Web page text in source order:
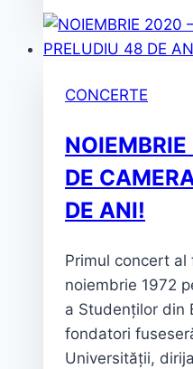
CONCERTE
DE
DE ANI!
Primul concert al
noiembrie 1972
a Studenților din
fondatori
Universității,